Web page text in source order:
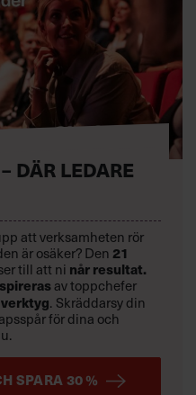
DÄR LEDARE
att verksamheten rör
är osäker? Den 21
till att ni når resultat.
av toppchefer
. Skräddarsy din
för dina och
SPARA 30 %